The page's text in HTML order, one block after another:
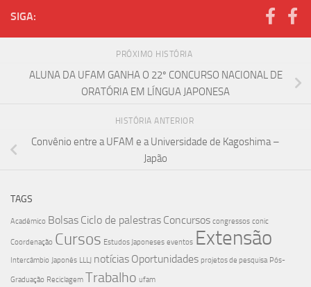
SIGA:
PRÓXIMO HISTÓRIA
ALUNA DA UFAM GANHA O 22º CONCURSO NACIONAL DE
ORATÓRIA EM LÍNGUA JAPONESA
HISTÓRIA ANTERIOR
Convênio entre a UFAM e a Universidade de Kagoshima –
Japão
TAGS
Acadêmico Bolsas Ciclo de palestras Concursos congressos conic
Coordenação Cursos Estudos Japoneses eventos Extensão
Intercâmbio Japonês LLLJ notícias Oportunidades projetos de pesquisa Pós-
Graduação Reciclagem Trabalho ufam